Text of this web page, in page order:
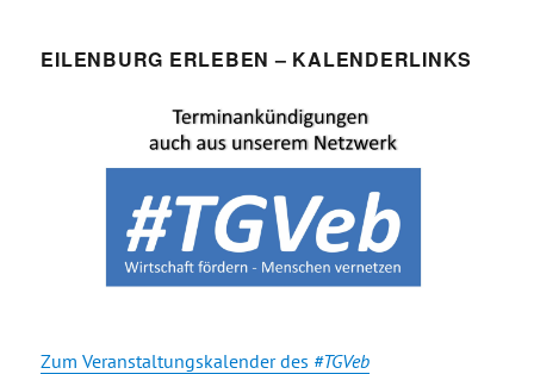
EILENBURG ERLEBEN – KALENDERLINKS
Zum Veranstaltungskalender des #TGVeb